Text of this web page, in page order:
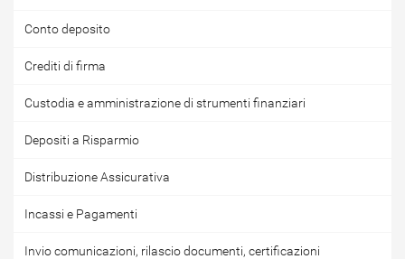
Conto deposito
Crediti di firma
Custodia e amministrazione di strumenti finanziari
Depositi a Risparmio
Distribuzione Assicurativa
Incassi e Pagamenti
Invio comunicazioni, rilascio documenti, certificazioni